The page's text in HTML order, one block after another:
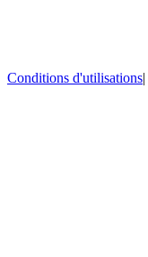
Conditions d'utilisations|